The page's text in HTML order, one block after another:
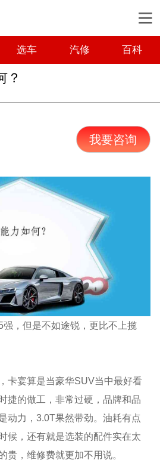
选车 汽修 百科
？
我要咨询
，但是不如途锐，更比不上揽
卡宴算是当豪华SUV当中最好看
捷的做工，非常过硬，品牌和品
动力，3.0T果然带劲。油耗有点
候，还有就是选装的配件实在太
贵，维修费就更加不用说。